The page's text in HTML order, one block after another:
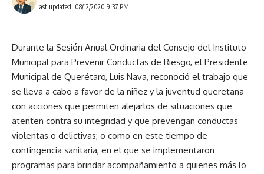
Last updated: 08/12/2020 9:37 PM
Durante la Sesión Anual Ordinaria del Consejo del Instituto
Municipal para Prevenir Conductas de Riesgo, el Presidente
Municipal de Querétaro, Luis Nava, reconoció el trabajo que
se lleva a cabo a favor de la niñez y la juventud queretana
con acciones que permiten alejarlos de situaciones que
atenten contra su integridad y que prevengan conductas
violentas o delictivas; o como en este tiempo de
contingencia sanitaria, en el que se implementaron
programas para brindar acompañamiento a quienes más lo